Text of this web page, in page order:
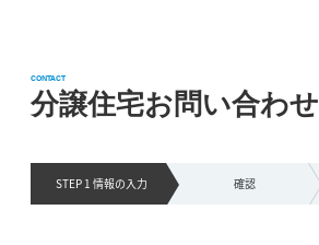
分譲住宅お問い合わせ
CONTACT
STEP 1 情報の入力 確認